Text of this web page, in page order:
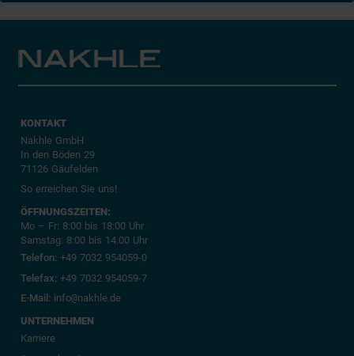
KONTAKT
Nakhle GmbH
In den Böden 29
71126 Gäufelden
So erreichen Sie uns!
ÖFFNUNGSZEITEN:
Mo – Fr: 8:00 bis 18:00 Uhr
Samstag: 8:00 bis 14.00 Uhr
Telefon: +49 7032 954059-0
Telefax: +49 7032 954059-7
E-Mail: info@nakhle.de
UNTERNEHMEN
Karriere